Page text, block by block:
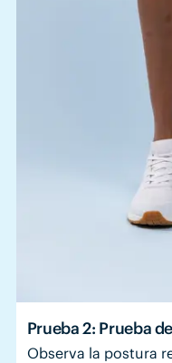
Prueba 2: Prueba
Observa la postura